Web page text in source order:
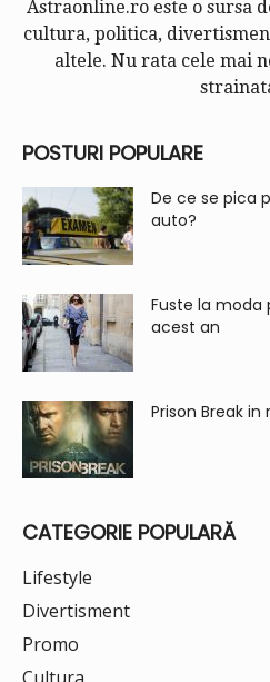
Astraonline.ro este o sursa
cultura, politica,
altele. Nu rata cele mai
POSTURI POPULARE
De ce se pica
auto?
Fuste la moda
acest an
Prison Break in
CATEGORIE POPULARĂ
Lifestyle
Divertisment
Promo